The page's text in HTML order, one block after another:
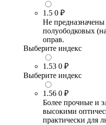
1.5 0 ₽
Не предназначены
полуободковых
оправ.
Выберите индекс
1.53 0 ₽
Выберите индекс
1.56 0 ₽
Более прочные и
высокими
практически для